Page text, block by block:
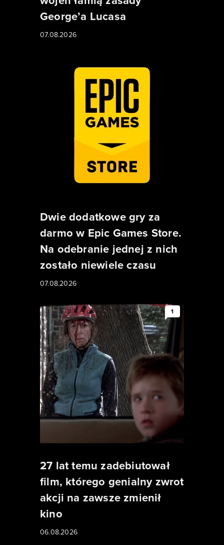
George’a Lucasa
07.08.2026
Dwie dodatkowe gry za
darmo w Epic Games Store.
Na odebranie jednej z nich
zostało niewiele czasu
07.08.2026
1
27 lat temu zadebiutował
film, którego genialny zwrot
akcji na zawsze zmienił
kino
06.08.2026